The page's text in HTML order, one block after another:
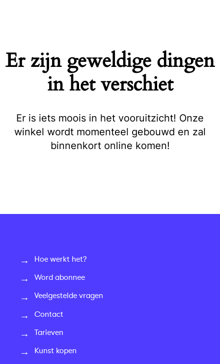
Er zijn geweldige dingen
in het verschiet
Er is iets moois in het vooruitzicht! Onze
winkel wordt momenteel gebouwd en zal
binnenkort online komen!
Hoe werkt het?
Word abonnee
Veelgestelde vragen
Contact
Tarieven
Kunst kopen